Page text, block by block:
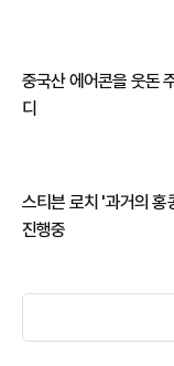
중국산 에어콘을 웃돈
디
스티븐 로치 '과거의
진행중